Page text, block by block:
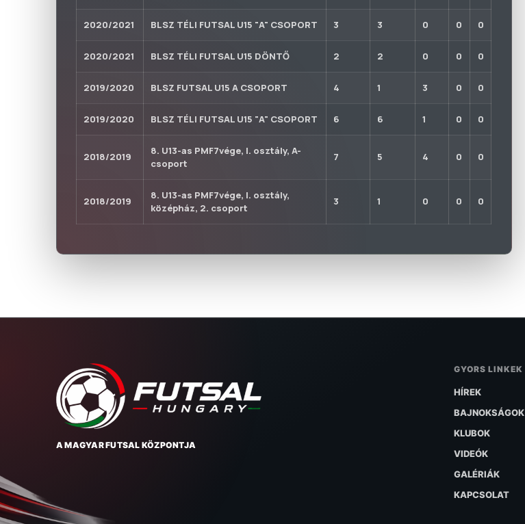
2020/2021 BLSZ TÉLI FUTSAL U15 "A" CSOPORT 3 3 0 0 0
2020/2021 BLSZ TÉLI FUTSAL U15 DÖNTŐ 2 2 0 0 0
2019/2020 BLSZ FUTSAL U15 A CSOPORT 4 1 3 0 0
2019/2020 BLSZ TÉLI FUTSAL U15 "A" CSOPORT 6 6 1 0 0
2018/2019
8. U13-as PMF7vége, I. osztály, A-
csoport
7 5 4 0 0
2018/2019
8. U13-as PMF7vége, I. osztály,
középház, 2. csoport
3 1 0 0 0
A MAGYAR FUTSAL KÖZPONTJA
GYORS LINKEK
HÍREK
BAJNOKSÁGOK
KLUBOK
VIDEÓK
GALÉRIÁK
KAPCSOLAT